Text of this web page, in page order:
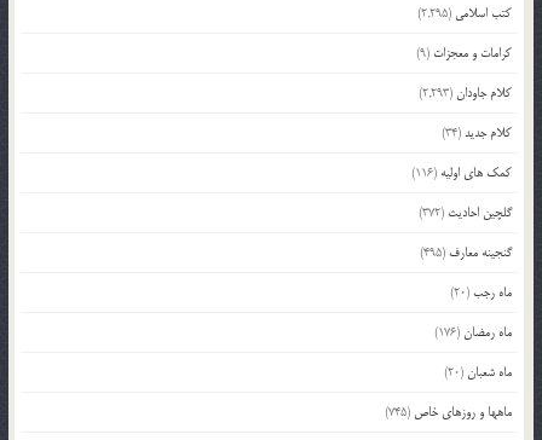
کتب اسلامی (2,295)
کرامات و معجزات (9)
کلام جاودان(2,293)
کلام جدید(34)
کمک های اولیه (116)
گلچین احادیث (372)
گنجینه معارف (495)
ماه رجب(20)
ماه رمضان(176)
ماه شعبان(20)
ماهها و روزهای خاص (745)